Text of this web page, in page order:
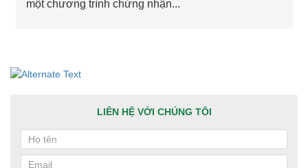
một chương trình chứng nhận...
LIÊN HỆ VỚI CHÚNG TÔI